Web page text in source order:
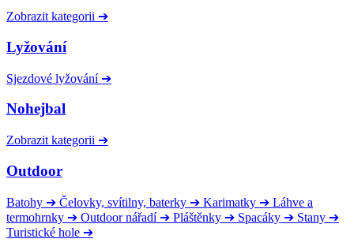
Zobrazit kategorii ➔
Lyžování
Sjezdové lyžování ➔
Nohejbal
Zobrazit kategorii ➔
Outdoor
Batohy ➔ Čelovky, svítilny, baterky ➔ Karimatky ➔ Láhve a
termohrnky ➔ Outdoor nářadí ➔ Pláštěnky ➔ Spacáky ➔ Stany ➔
Turistické hole ➔